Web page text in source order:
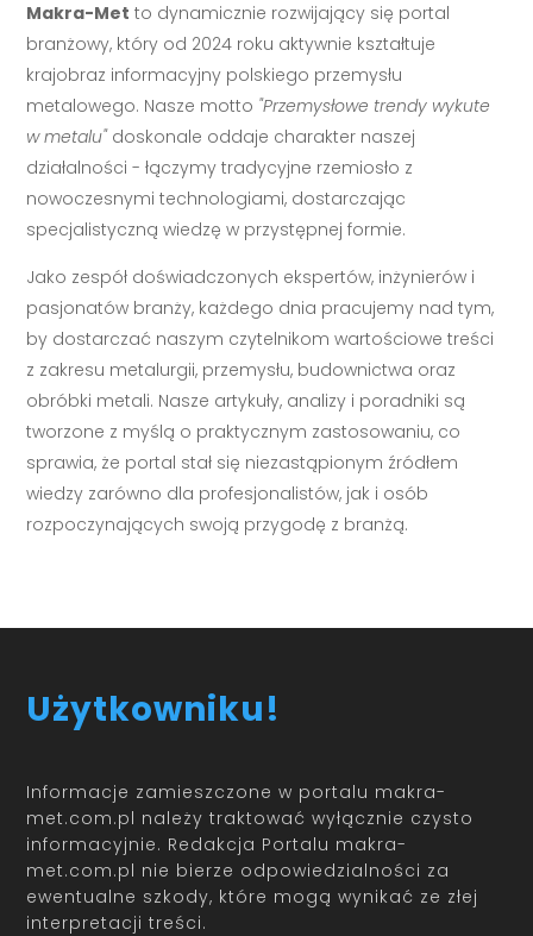
Makra-Met to dynamicznie rozwijający się portal
branżowy, który od 2024 roku aktywnie kształtuje
krajobraz informacyjny polskiego przemysłu
metalowego. Nasze motto "Przemysłowe trendy wykute
w metalu"doskonale oddaje charakter naszej
działalności - łączymy tradycyjne rzemiosło z
nowoczesnymi technologiami, dostarczając
specjalistyczną wiedzę w przystępnej formie.
Jako zespół doświadczonych ekspertów, inżynierów i
pasjonatów branży, każdego dnia pracujemy nad tym,
by dostarczać naszym czytelnikom wartościowe treści
z zakresu metalurgii, przemysłu, budownictwa oraz
obróbki metali. Nasze artykuły, analizy i poradniki są
tworzone z myślą o praktycznym zastosowaniu, co
sprawia, że portal stał się niezastąpionym źródłem
wiedzy zarówno dla profesjonalistów, jak i osób
rozpoczynających swoją przygodę z branżą.
Użytkowniku!
Informacje zamieszczone w portalu makra-
met.com.pl należy traktować wyłącznie czysto
informacyjnie. Redakcja Portalu makra-
met.com.pl nie bierze odpowiedzialności za
ewentualne szkody, które mogą wynikać ze złej
interpretacji treści.